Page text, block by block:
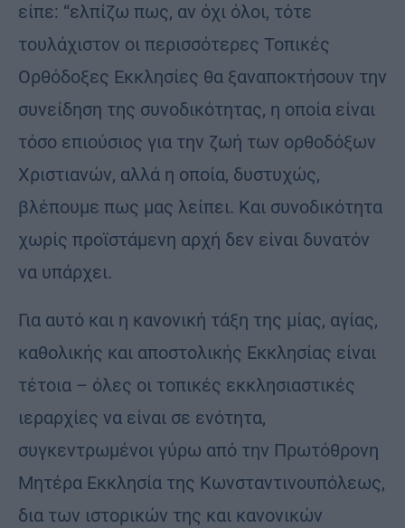
είπε: “ελπίζω πως, αν όχι όλοι, τότε
τουλάχιστον οι περισσότερες Τοπικές
Ορθόδοξες Εκκλησίες θα ξαναποκτήσουν την
συνείδηση της συνοδικότητας, η οποία είναι
τόσο επιούσιος για την ζωή των ορθοδόξων
Χριστιανών, αλλά η οποία, δυστυχώς,
βλέπουμε πως μας λείπει. Και συνοδικότητα
χωρίς προϊστάμενη αρχή δεν είναι δυνατόν
να υπάρχει.
Για αυτό και η κανονική τάξη της μίας, αγίας,
καθολικής και αποστολικής Εκκλησίας είναι
τέτοια – όλες οι τοπικές εκκλησιαστικές
ιεραρχίες να είναι σε ενότητα,
συγκεντρωμένοι γύρω από την Πρωτόθρονη
Μητέρα Εκκλησία της Κωνσταντινουπόλεως,
δια των ιστορικών της και κανονικών